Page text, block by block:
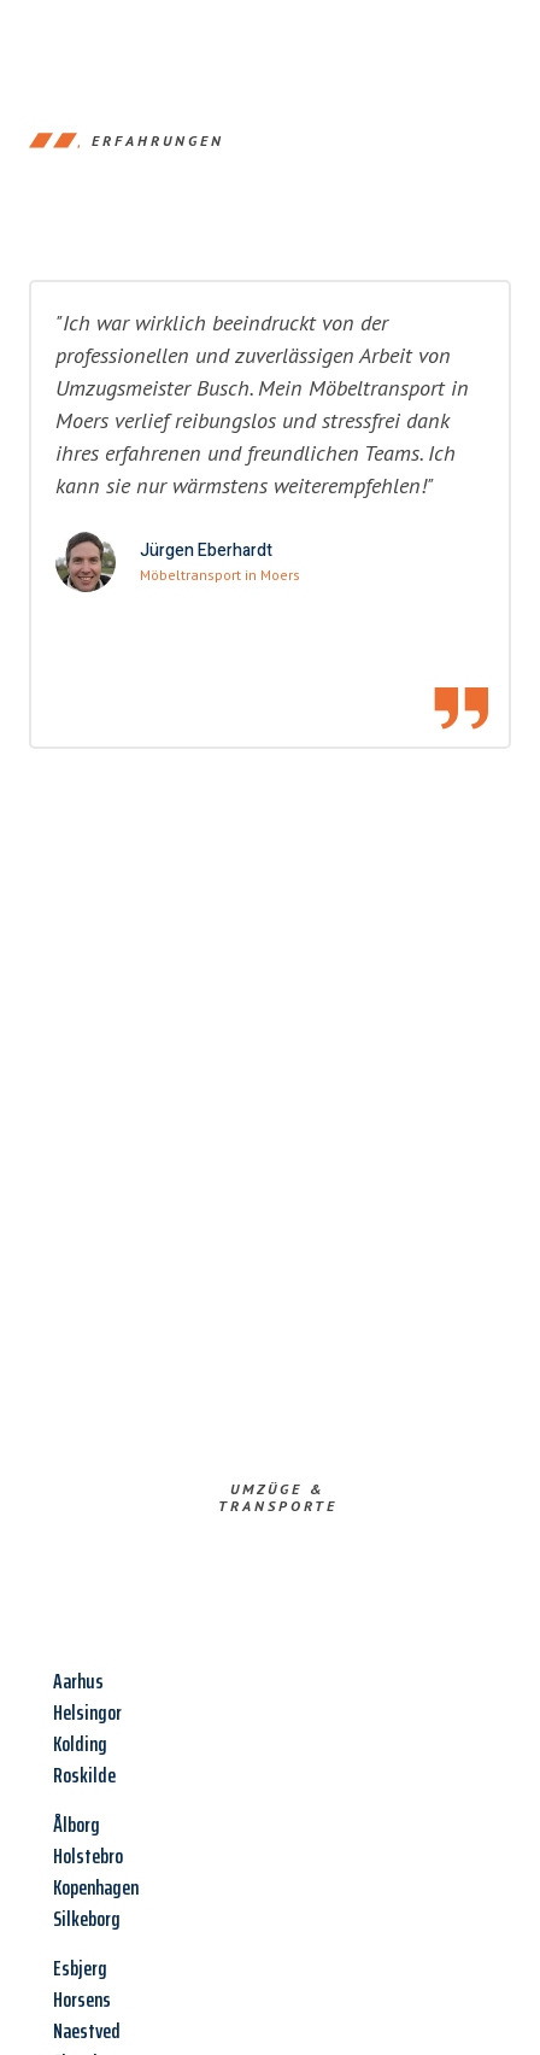
ERFAHRUNGEN
"Ich war wirklich beeindruckt von der
professionellen und zuverlässigen Arbeit von
Umzugsmeister Busch. Mein Möbeltransport in
Moers verlief reibungslos und stressfrei dank
ihres erfahrenen und freundlichen Teams. Ich
kann sie nur wärmstens weiterempfehlen!"
Jürgen Eberhardt
Möbeltransport in Moers
UMZÜGE &
TRANSPORTE
Aarhus
Helsingor
Kolding
Roskilde
Ålborg
Holstebro
Kopenhagen
Silkeborg
Esbjerg
Horsens
Naestved